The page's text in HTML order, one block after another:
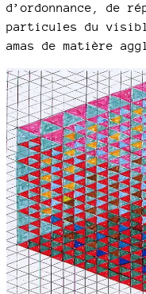
d’ordonnance, de
particules du
amas de matière